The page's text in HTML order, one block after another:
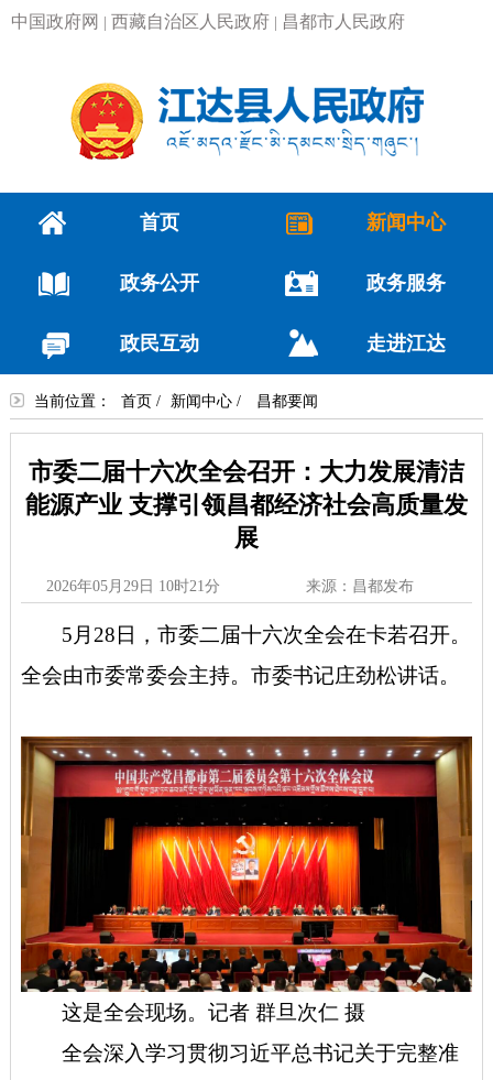
中国政府网 西藏自治区人民政府 昌都市人民政府
首页 新闻中心
政务公开 政务服务
政民互动 走进江达
当前位置： 首页 / 新闻中心/ 昌都要闻
市委二届十六次全会召开：大力发展清洁
能源产业 支撑引领昌都经济社会高质量发
展
2026年05月29日 10时21分 来源：昌都发布
5月28日，市委二届十六次全会在卡若召开。
全会由市委常委会主持。市委书记庄劲松讲话。
这是全会现场。记者 群旦次仁 摄
全会深入学习贯彻习近平总书记关于完整准